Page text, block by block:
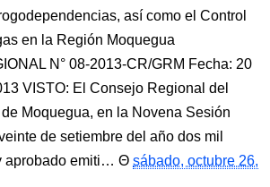
así como el Control
en la Región Moquegua
N° 08-2013-CR/GRM Fecha: 20
VISTO: El Consejo Regional del
Moquegua, en la Novena Sesión
de setiembre del año dos mil
aprobado emiti…
sábado, octubre 26,